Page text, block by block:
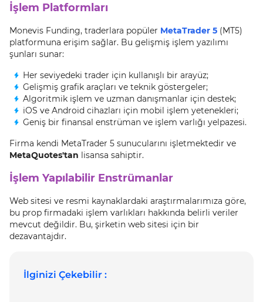
İşlem Platformları
Monevis Funding, traderlara popüler MetaTrader 5 (MT5)
platformuna erişim sağlar. Bu gelişmiş işlem yazılımı
şunları sunar:
Her seviyedeki trader için kullanışlı bir arayüz;
Gelişmiş grafik araçları ve teknik göstergeler;
Algoritmik işlem ve uzman danışmanlar için destek;
iOS ve Android cihazları için mobil işlem yetenekleri;
Geniş bir finansal enstrüman ve işlem varlığı yelpazesi.
Firma kendi MetaTrader 5 sunucularını işletmektedir ve
MetaQuotes'tan lisansa sahiptir.
İşlem Yapılabilir Enstrümanlar
Web sitesi ve resmi kaynaklardaki araştırmalarımıza göre,
bu prop firmadaki işlem varlıkları hakkında belirli veriler
mevcut değildir. Bu, şirketin web sitesi için bir
dezavantajdır.
İlginizi Çekebilir :